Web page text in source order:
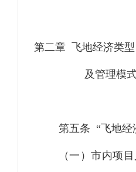
第二章 飞地经济类
及管理模
第五条 “ 飞地经
（一）市内项